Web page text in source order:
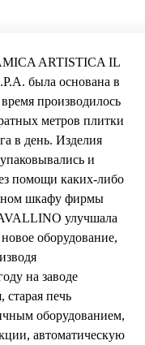
ARTISTICA IL
была основана в
производилось
метров плитки
в день. Изделия
и
помощи каких-либо
шкафу фирмы
улучшала
оборудование,
на заводе
печь
оборудованием,
автоматическую